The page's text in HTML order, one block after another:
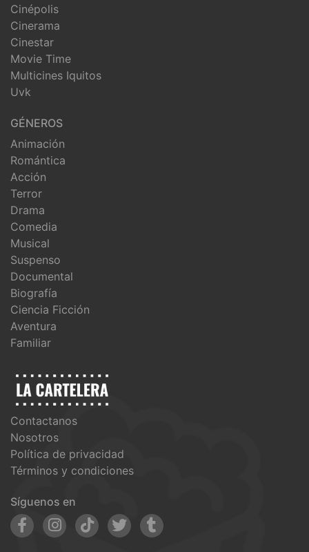
Cinépolis
Cinerama
Cinestar
Movie Time
Multicines Iquitos
Uvk
GÉNEROS
Animación
Romántica
Acción
Terror
Drama
Comedia
Musical
Suspenso
Documental
Biografía
Ciencia Ficción
Aventura
Familiar
Contactanos
Nosotros
Política de privacidad
Términos y condiciones
Síguenos en